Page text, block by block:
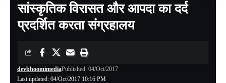
Devbhoomi Media> Blog>NATIONAL>CAPITAL>सांस्कृतिक विरासत और आपदा का दर्द प्रदर्शित करता संग्रहालय
सांस्कृतिक विरासत और आपदा का दर्द
प्रदर्शित करता संग्रहालय
Last updated: 04/Oct/2017 10:16 PM
devbhoomimediaPublished: 04/Oct/2017